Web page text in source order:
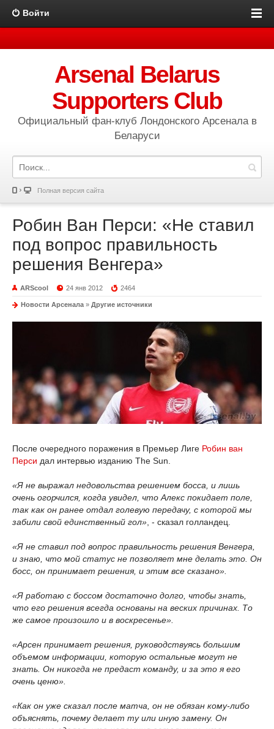
Войти
Arsenal Belarus
Supporters Club
Официальный фан-клуб Лондонского Арсенала в
Беларуси
Полная версия сайта
Робин Ван Перси: «Не ставил
под вопрос правильность
решения Венгера»
ARScool 24 янв 2012 2464
Новости Арсенала » Другие источники
После очередного поражения в Премьер Лиге Робин ван
Перси дал интервью изданию The Sun.
«Я не выражал недовольства решением босса, и лишь
очень огорчился, когда увидел, что Алекс покидает поле,
так как он ранее отдал голевую передачу, с которой мы
забили свой единственный гол», - сказал голландец.
«Я не ставил под вопрос правильность решения Венгера,
и знаю, что мой статус не позволяет мне делать это. Он
босс, он принимает решения, и этим все сказано».
«Я работаю с боссом достаточно долго, чтобы знать,
что его решения всегда основаны на веских причинах. То
же самое произошло и в воскресенье».
«Арсен принимает решения, руководствуясь большим
объемом информации, которую остальные могут не
знать. Он никогда не предаст команду, и за это я его
очень ценю».
«Как он уже сказал после матча, он не обязан кому-либо
объяснять, почему делает ту или иную замену. Он